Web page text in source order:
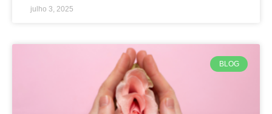
julho 3, 2025
BLOG